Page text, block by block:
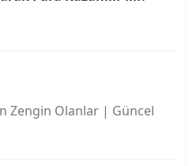
Zengin Olanlar | Güncel